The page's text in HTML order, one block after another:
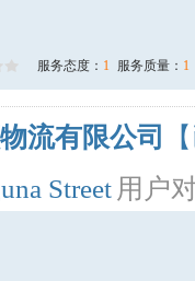
服务态度： 1 服务质量： 1
流有限公司
Street 用户